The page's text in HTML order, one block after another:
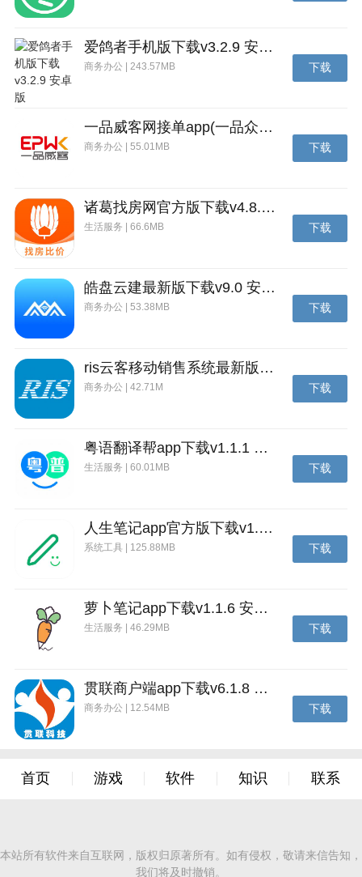
萝卜笔记手机版介绍
萝卜笔记，专业笔记记录软件，支持离线笔记、笔记内
容识别、笔记分享。搭配罗博智能笔一起使用，可以将
纸张上书写的内容在Android设备上直接转换为数字笔
爱鸽者手机版下载v3.2.9 安卓版
商务办公 | 243.57MB 下载
一品威客网接单app(一品众包)下载v2.7.1 安卓最新版
商务办公 | 55.01MB 下载
诸葛找房网官方版下载v4.8.1.1 安卓最新版
生活服务 | 66.6MB 下载
皓盘云建最新版下载v9.0 安卓版
商务办公 | 53.38MB 下载
ris云客移动销售系统最新版下载v1.1.25 安卓手机版
商务办公 | 42.71M 下载
粤语翻译帮app下载v1.1.1 安卓版
生活服务 | 60.01MB 下载
人生笔记app官方版下载v1.19.4 安卓版
系统工具 | 125.88MB 下载
萝卜笔记app下载v1.1.6 安卓版
生活服务 | 46.29MB 下载
贯联商户端app下载v6.1.8 安卓版
商务办公 | 12.54MB 下载
首页 游戏 软件 知识 联系
本站所有软件来自互联网，版权归原著所有。如有侵权，敬请来信告知，
我们将及时撤销。